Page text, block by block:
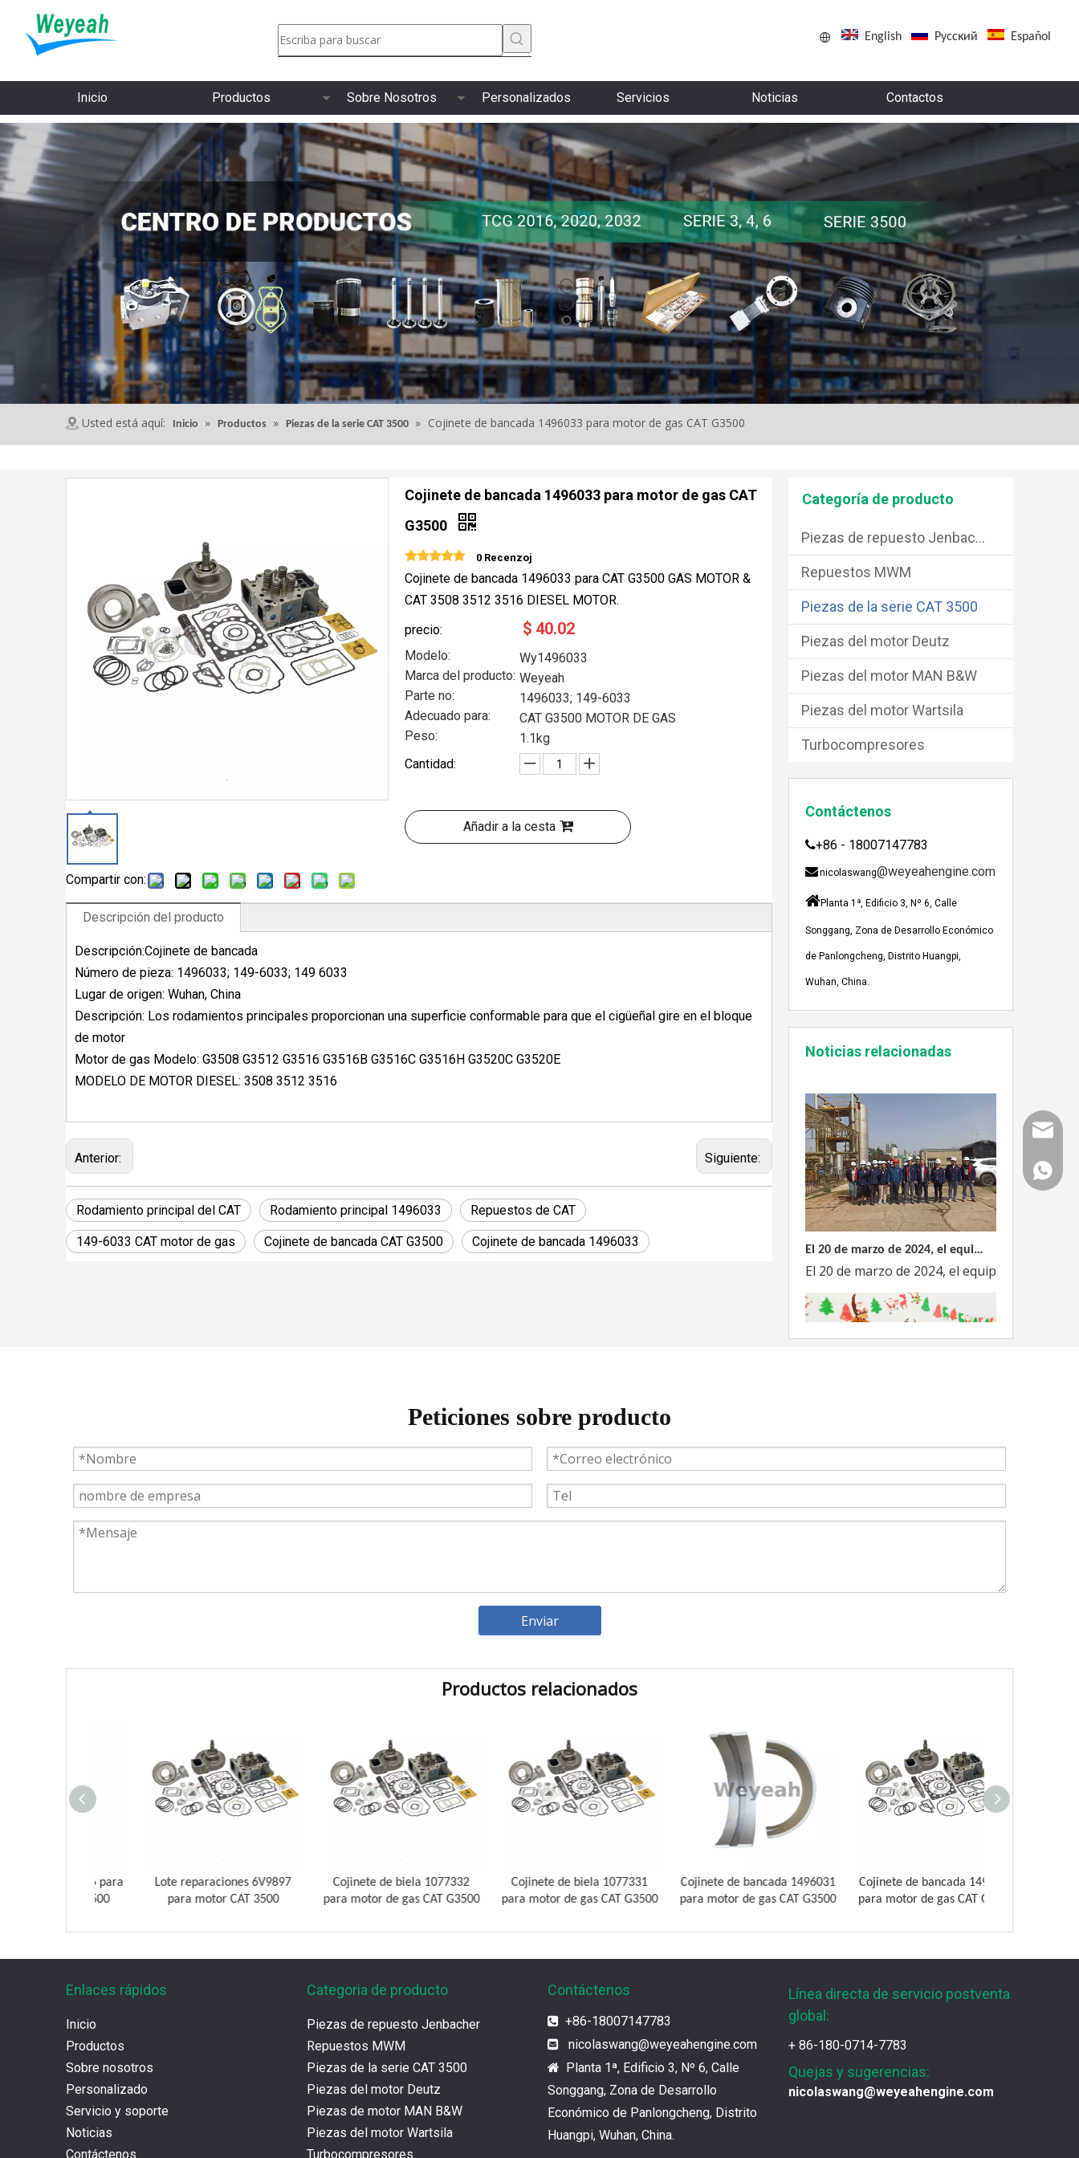
English Pусский Español
Inicio Productos Sobre Nosotros Personalizados Servicios Noticias Contactos
Usted está aquí: Inicio » Productos » Piezas de la serie CAT 3500 » Cojinete de bancada 1496033 para motor de gas CAT G3500
Compartir con:
Cojinete de bancada 1496033 para motor de gas CAT
G3500
0 Recenzoj
Cojinete de bancada 1496033 para CAT G3500 GAS MOTOR &
CAT 3508 3512 3516 DIESEL MOTOR.
precio:
$ 40.02
Modelo:
Wy1496033
Marca del producto: Weyeah
Parte no:
1496033; 149-6033
Adecuado para:
CAT G3500 MOTOR DE GAS
Peso:
1.1kg
Cantidad:
Añadir a la cesta
Descripción del producto
Descripción:Cojinete de bancada
Número de pieza: 1496033; 149-6033; 149 6033
Lugar de origen: Wuhan, China
Descripción: Los rodamientos principales proporcionan una superficie conformable para que el cigüeñal gire en el bloque
de motor
Motor de gas Modelo: G3508 G3512 G3516 G3516B G3516C G3516H G3520C G3520E
MODELO DE MOTOR DIESEL: 3508 3512 3516
Anterior: Siguiente:
Rodamiento principal del CAT Rodamiento principal 1496033 Repuestos de CAT
149-6033 CAT motor de gas Cojinete de bancada CAT G3500 Cojinete de bancada 1496033
Categoría de producto
Piezas de repuesto Jenbacher
Repuestos MWM
Piezas de la serie CAT 3500
Piezas del motor Deutz
Piezas del motor MAN B&W
Piezas del motor Wartsila
Turbocompresores
Contáctenos
+86 - 18007147783
nicolaswang@weyeahengine.com
Planta 1ª, Edificio 3, Nº 6, Calle
Songgang, Zona de Desarrollo Económico
de Panlongcheng, Distrito Huangpi,
Wuhan, China.
Noticias relacionadas
Recientemente, el generador de Biogás
A mediados de julio de 2023, Weyeah poder
El 20 de marzo de 2024, el equipo de la
Weyeah Power, 25 de diciembre de 2023 -
Los productos de gas de alta calidad son
¿Cómo elegir las piezas de la serie 3500 de Caterpillar?
Ya sea que su motor funcione con diesel,
Jenbacher 616 Gas Moting Parts and
Peticiones sobre producto
Enviar
Productos relacionados
Lote reparaciones 6V9897
para motor CAT 3500
Cojinete de biela 1077332
para motor de gas CAT G3500
Cojinete de biela 1077331
para motor de gas CAT G3500
Cojinete de bancada 1496031
para motor de gas CAT G3500
Cojinete de bancada 1496032
para motor de gas CAT G3500
Enlaces rápidos
Inicio
Productos
Sobre nosotros
Personalizado
Servicio y soporte
Noticias
Contáctenos
Correo
Categoria de producto
Piezas de repuesto Jenbacher
Repuestos MWM
Piezas de la serie CAT 3500
Piezas del motor Deutz
Piezas de motor MAN B&W
Piezas del motor Wartsila
Turbocompresores
Contáctenos
 +86-18007147783
 nicolaswang@weyeahengine.com
 Planta 1ª, Edificio 3, Nº 6, Calle
Songgang, Zona de Desarrollo
Económico de Panlongcheng, Distrito
Huangpi, Wuhan, China.
Línea directa de servicio postventa
global:
+ 86-180-0714-7783
Quejas y sugerencias:
nicolaswang@weyeahengine.com